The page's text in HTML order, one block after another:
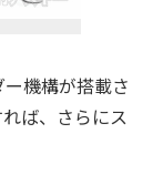
機構が搭載さ
ば、さらにス